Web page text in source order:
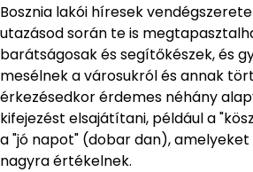
Bosznia lakói híresek
utazásod során te is
barátságosak és segítőkészek, és
mesélnek a városukról és annak
érkezésedkor érdemes néhány
kifejezést elsajátítani, például a
a "jó napot" (dobar dan), amelyeket
nagyra értékelnek.